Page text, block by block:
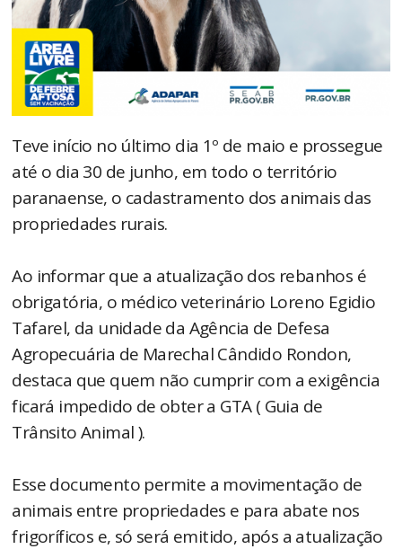
Teve início no último dia 1º de maio e prossegue
até o dia 30 de junho, em todo o território
paranaense, o cadastramento dos animais das
propriedades rurais.
Ao informar que a atualização dos rebanhos é
obrigatória, o médico veterinário Loreno Egidio
Tafarel, da unidade da Agência de Defesa
Agropecuária de Marechal Cândido Rondon,
destaca que quem não cumprir com a exigência
ficará impedido de obter a GTA ( Guia de
Trânsito Animal ).
Esse documento permite a movimentação de
animais entre propriedades e para abate nos
frigoríficos e, só será emitido, após a atualização